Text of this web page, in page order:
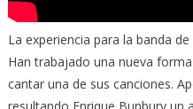
La experiencia para la banda
Han trabajado una nueva
cantar una de sus canciones.